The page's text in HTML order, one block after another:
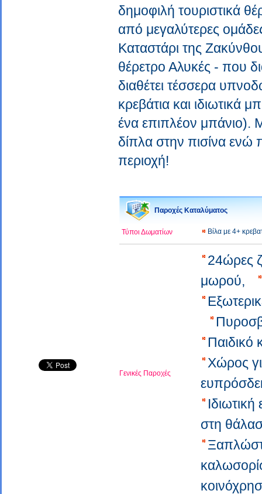
δημοφιλή τουριστικά
από μεγαλύτερες
Καταστάρι της
θέρετρο Αλυκές - που
διαθέτει τέσσερα
κρεβάτια και ιδιωτικά
ένα επιπλέον μπάνιο).
δίπλα στην πισίνα ενώ
περιοχή!
Παροχές Καταλύματος
Τύποι Δωματίων Βίλα με 4+
Γενικές Παροχές
24ώρες
μωρού,
Χώρος
στη